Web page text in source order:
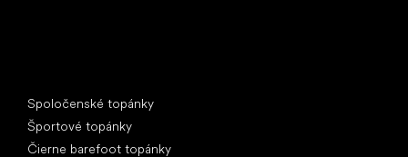
Spoločenské topánky
Športové topánky
Čierne barefoot topánky